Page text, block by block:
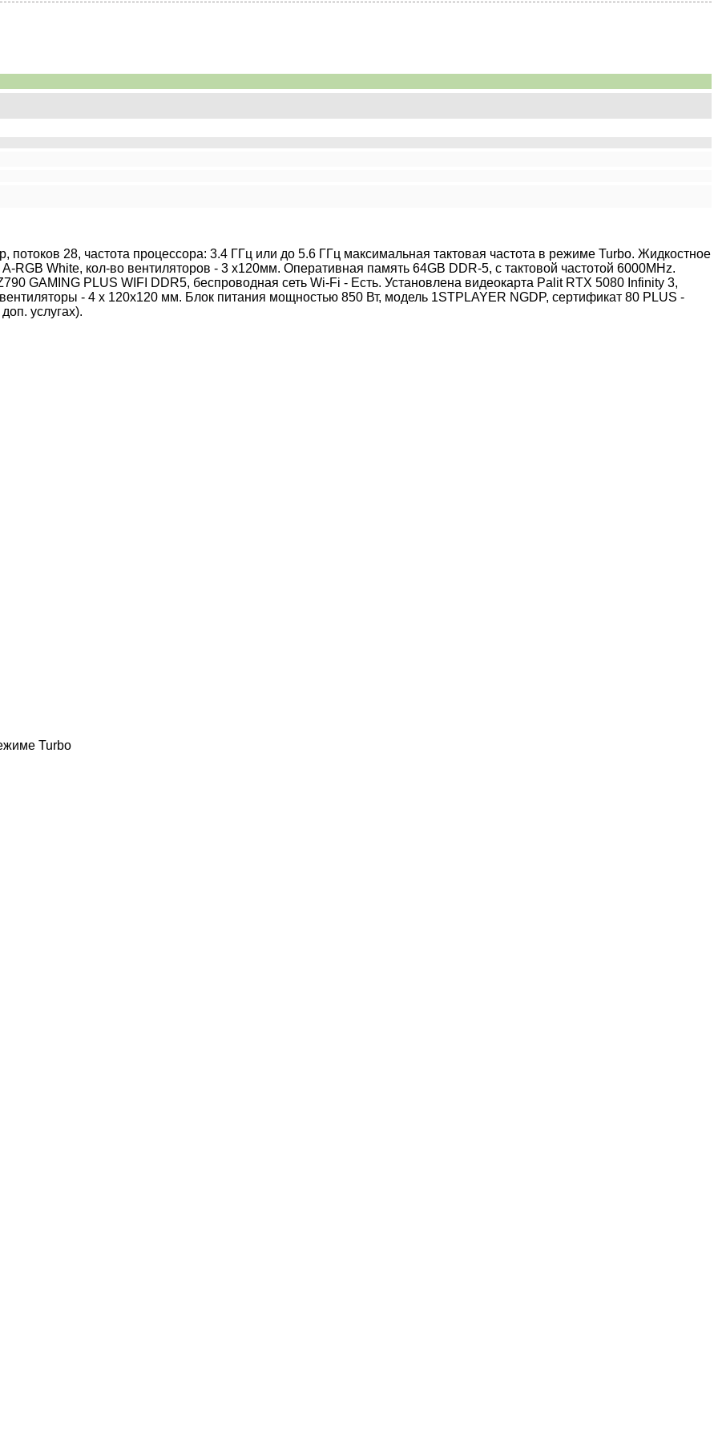
28, частота процессора: 3.4 ГГц или до 5.6 ГГц максимальная тактовая частота в режиме Turbo. Жидкостное
RGB White, кол-во вентиляторов - 3 x120мм. Оперативная память 64GB DDR-5, с тактовой частотой 6000MHz.
GAMING PLUS WIFI DDR5, беспроводная сеть Wi-Fi - Есть. Установлена видеокарта Palit RTX 5080 Infinity 3,
- 4 x 120x120 мм. Блок питания мощностью 850 Вт, модель 1STPLAYER NGDP, сертификат 80 PLUS -
услугах).
Turbo